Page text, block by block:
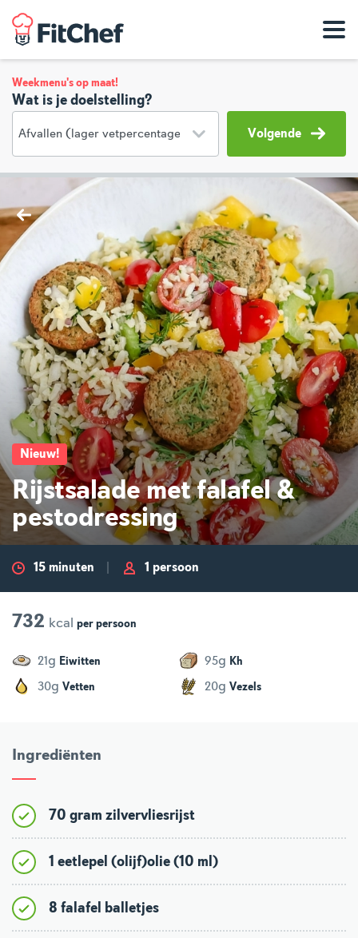
Weekmenu's op maat!
Wat is je doelstelling?
Volgende
Nieuw!
Rijstsalade met falafel &
pestodressing
15 minuten 1 persoon
732 kcal per persoon
21g Eiwitten 95g Kh
30g Vetten 20g Vezels
Ingrediënten
70 gram zilvervliesrijst
1 eetlepel (olijf)olie (10 ml)
8 falafel balletjes